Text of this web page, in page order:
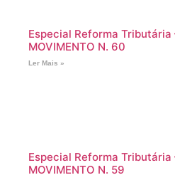
Especial Reforma Tributária
MOVIMENTO N. 60
Ler Mais »
Especial Reforma Tributária
MOVIMENTO N. 59